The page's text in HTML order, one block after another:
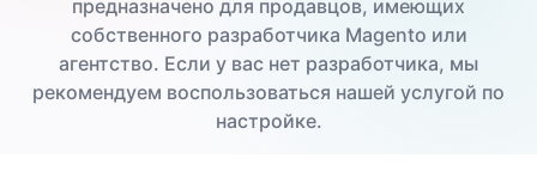
предназначено для продавцов, имеющих
собственного разработчика Magento или
агентство. Если у вас нет разработчика, мы
рекомендуем воспользоваться нашей услугой по
настройке.